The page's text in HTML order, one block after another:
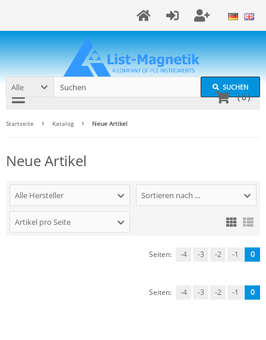
Alle SUCHEN
(0)
Startseite Katalog Neue Artikel
Neue Artikel
Alle Hersteller Sortieren nach ...
Artikel pro Seite
Seiten: -4 -3 -2 -1 0
Seiten: -4 -3 -2 -1 0